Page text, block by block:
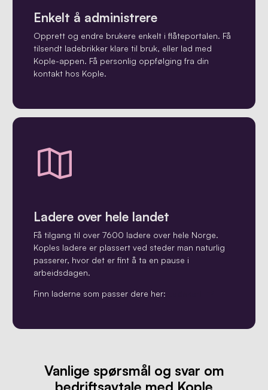
Enkelt å administrere
Opprett og endre brukere enkelt i flåteportalen. Få
tilsendt ladebrikker klare til bruk, eller lad med
Kople-appen. Få personlig oppfølging fra din
kontakt hos Kople.
Ladere over hele landet
Få tilgang til over 7600 ladere over hele Norge.
Koples ladere er plassert ved steder man naturlig
passerer, hvor det er fint å ta en pause i
arbeidsdagen.
Finn laderne som passer dere her:
Vanlige spørsmål og svar om
bedriftsavtale med Kople